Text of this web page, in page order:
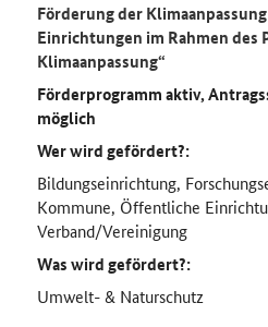
Förderung der
Einrichtungen im Rahmen des
Klimaanpassung“
Förderprogramm aktiv,
möglich
Wer wird gefördert?:
Bildungseinrichtung,
Kommune, Öffentliche
Verband/Vereinigung
Was wird gefördert?:
Umwelt- & Naturschutz